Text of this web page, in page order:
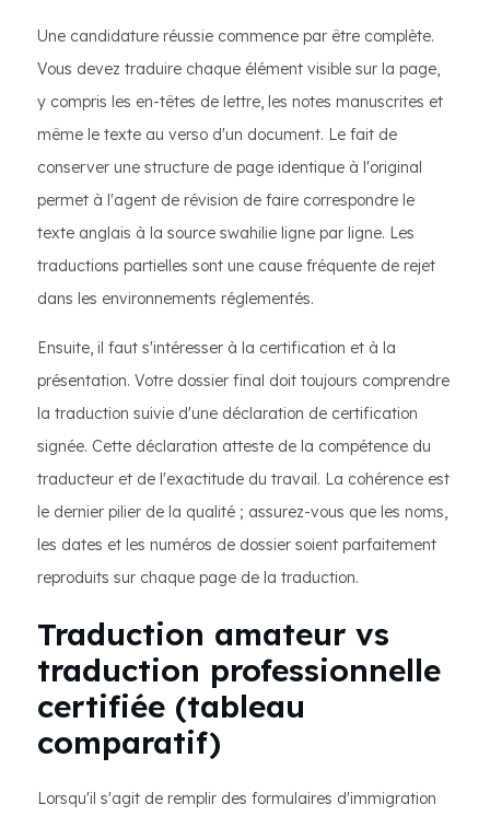
Une candidature réussie commence par être complète.
Vous devez traduire chaque élément visible sur la page,
y compris les en-têtes de lettre, les notes manuscrites et
même le texte au verso d'un document. Le fait de
conserver une structure de page identique à l'original
permet à l'agent de révision de faire correspondre le
texte anglais à la source swahilie ligne par ligne. Les
traductions partielles sont une cause fréquente de rejet
dans les environnements réglementés.
Ensuite, il faut s'intéresser à la certification et à la
présentation. Votre dossier final doit toujours comprendre
la traduction suivie d'une déclaration de certification
signée. Cette déclaration atteste de la compétence du
traducteur et de l'exactitude du travail. La cohérence est
le dernier pilier de la qualité ; assurez-vous que les noms,
les dates et les numéros de dossier soient parfaitement
reproduits sur chaque page de la traduction.
Traduction amateur vs
traduction professionnelle
certifiée (tableau
comparatif)
Lorsqu'il s'agit de remplir des formulaires d'immigration